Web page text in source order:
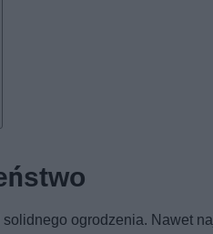
ogrodzenia. Nawet